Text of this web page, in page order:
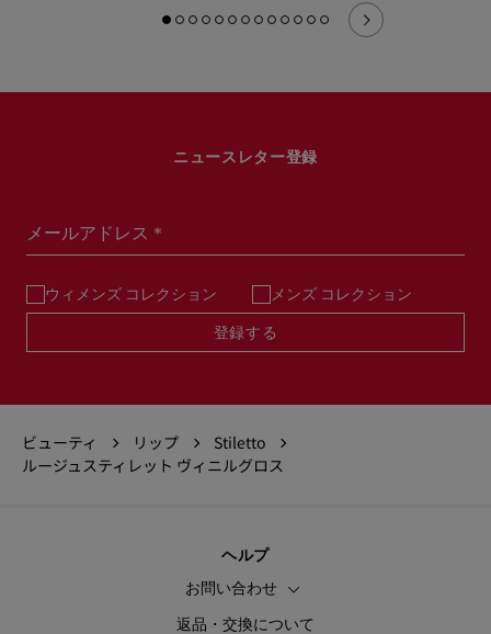
ニュースレター登録
メールアドレス＊
ウィメンズ コレクション メンズ コレクション
登録する
ビューティ リップ
Stiletto
ルージュスティレット ヴィニルグロス
ヘルプ
お問い合わせ
返品・交換について